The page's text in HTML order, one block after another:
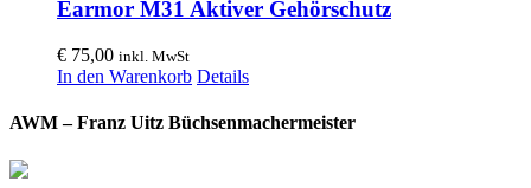
Earmor M31 Aktiver Gehörschutz
€ 75,00 inkl. MwSt
In den Warenkorb Details
AWM – Franz Uitz Büchsenmachermeister